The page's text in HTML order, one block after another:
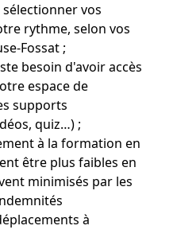
vos
rythme, selon vos
Fossat ;
besoin d'avoir accès
espace de
supports
quiz…) ;
à la formation en
être plus faibles en
minimisés par les
à